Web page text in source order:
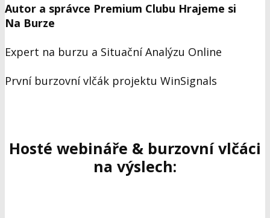
Autor a správce Premium Clubu Hrajeme si
Na Burze
Expert na burzu a Situační Analýzu Online
První burzovní vlčák projektu WinSignals
Hosté webináře & burzovní vlčáci
na výslech: